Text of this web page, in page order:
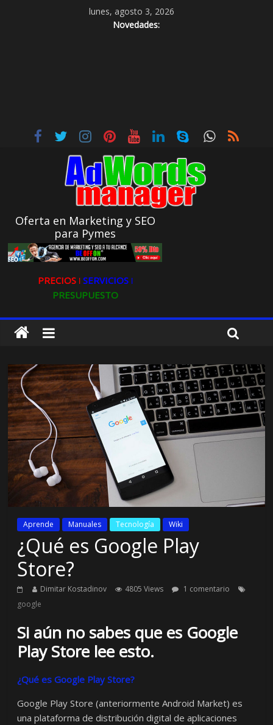
lunes, agosto 3, 2026
Novedades:
Oferta en Marketing y SEO
para Pymes
PRECIOS ǀ SERVICIOS ǀ
PRESUPUESTO
Aprende Manuales Tecnología Wiki
¿Qué es Google Play
Store?
Dimitar Kostadinov 4805 Views
1 comentario
google
Si aún no sabes que es Google
Play Store lee esto.
¿Qué es Google Play Store?
Google Play Store (anteriormente Android Market) es
una plataforma de distribución digital de aplicaciones